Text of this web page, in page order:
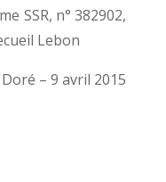
SSR, n° 382902,
Lebon
– 9 avril 2015